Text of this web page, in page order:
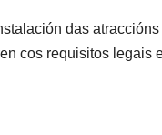
das
cos requisitos legais